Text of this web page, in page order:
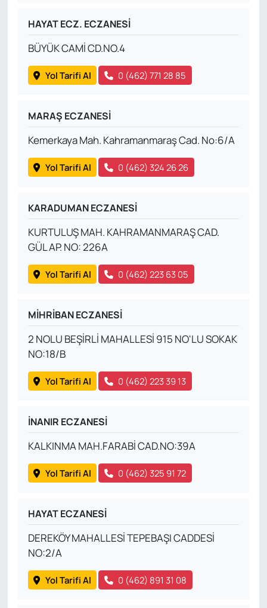
HAYAT ECZ. ECZANESİ
BÜYÜK CAMİ CD.NO.4
Yol Tarifi Al 0 (462) 771 28 85
MARAŞ ECZANESİ
Kemerkaya Mah. Kahramanmaraş Cad. No:6/A
Yol Tarifi Al 0 (462) 324 26 26
KARADUMAN ECZANESİ
KURTULUŞ MAH. KAHRAMANMARAŞ CAD.
GÜL AP. NO: 226A
Yol Tarifi Al 0 (462) 223 63 05
MİHRİBAN ECZANESİ
2 NOLU BEŞİRLİ MAHALLESİ 915 NO'LU SOKAK
NO:18/B
Yol Tarifi Al 0 (462) 223 39 13
İNANIR ECZANESİ
KALKINMA MAH.FARABİ CAD.NO:39A
Yol Tarifi Al 0 (462) 325 91 72
HAYAT ECZANESİ
DEREKÖY MAHALLESİ TEPEBAŞI CADDESİ
NO:2/A
Yol Tarifi Al 0 (462) 891 31 08